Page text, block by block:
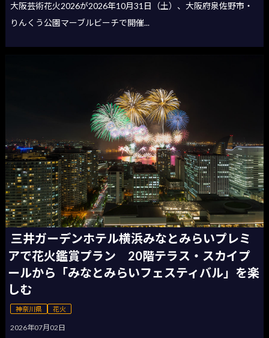
大阪芸術花火2026が2026年10月31日（土）、大阪府泉佐野市・
りんくう公園マーブルビーチで開催...
三井ガーデンホテル横浜みなとみらいプレミ
アで花火鑑賞プラン 20階テラス・スカイプ
ールから「みなとみらいフェスティバル」を楽
しむ
神奈川県 花火
2026年07月02日